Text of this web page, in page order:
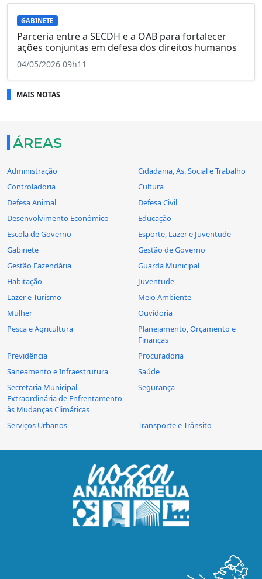
GABINETE
Parceria entre a SECDH e a OAB para fortalecer
ações conjuntas em defesa dos direitos humanos
04/05/2026 09h11
MAIS NOTAS
ÁREAS
Administração
Cidadania, As. Social e Trabalho
Controladoria
Cultura
Defesa Animal
Defesa Civil
Desenvolvimento Econômico
Educação
Escola de Governo
Esporte, Lazer e Juventude
Gabinete
Gestão de Governo
Gestão Fazendária
Guarda Municipal
Habitação
Juventude
Lazer e Turismo
Meio Ambiente
Mulher
Ouvidoria
Pesca e Agricultura
Planejamento, Orçamento e
Finanças
Previdência
Procuradoria
Saneamento e Infraestrutura
Saúde
Secretaria Municipal
Extraordinária de Enfrentamento
às Mudanças Climáticas
Segurança
Serviços Urbanos Transporte e Trânsito